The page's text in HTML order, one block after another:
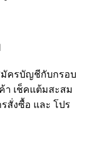
ครบัญชีกับกรอบ
า เช็คแต้มสะสม
สั่งซื้อ และ โปร